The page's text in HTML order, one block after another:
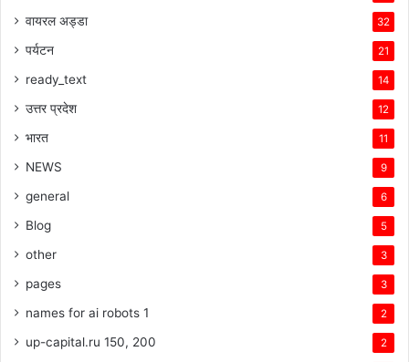
वायरल अड्डा 32
पर्यटन 21
ready_text 14
उत्तर प्रदेश 12
भारत 11
NEWS 9
general 6
Blog 5
other 3
pages 3
names for ai robots 1 2
up-capital.ru 150, 200 2